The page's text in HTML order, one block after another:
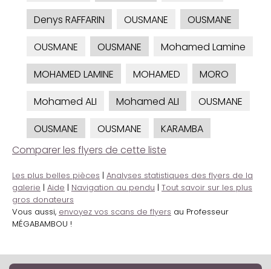
Denys RAFFARIN
OUSMANE
OUSMANE
OUSMANE
OUSMANE
Mohamed Lamine
MOHAMED LAMINE
MOHAMED
MORO
Mohamed ALI
Mohamed ALI
OUSMANE
OUSMANE
OUSMANE
KARAMBA
Comparer les flyers de cette liste
Les plus belles pièces | Analyses statistiques des flyers de la
galerie | Aide | Navigation au pendu | Tout savoir sur les plus
gros donateurs
Vous aussi, envoyez vos scans de flyers au Professeur
MÉGABAMBOU !